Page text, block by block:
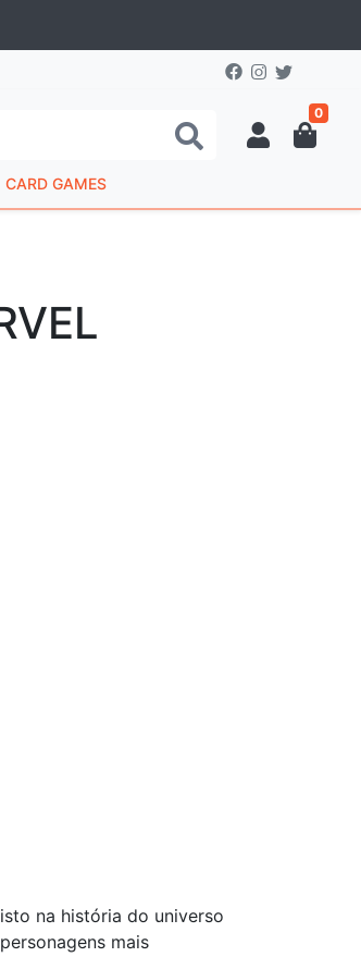
0
CARD GAMES
na história do universo
mais